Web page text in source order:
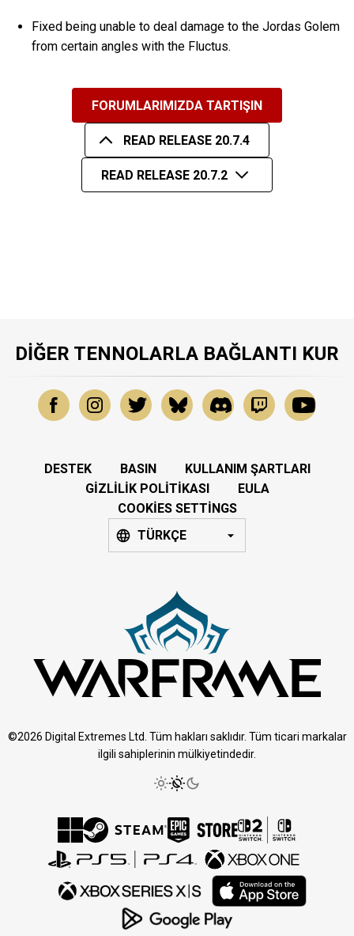
Fixed being unable to deal damage to the Jordas Golem
from certain angles with the Fluctus.
FORUMLARIMIZDA TARTIŞIN
READ RELEASE 20.7.4
READ RELEASE 20.7.2
DIĞER TENNOLARLA BAĞLANTI KUR
DESTEK BASIN
KULLANIM ŞARTLARI
GIZLILIK POLITIKASI
EULA
COOKIES SETTINGS
TÜRKÇE
©2026 Digital Extremes Ltd. Tüm hakları saklıdır. Tüm ticari markalar
ilgili sahiplerinin mülkiyetindedir.